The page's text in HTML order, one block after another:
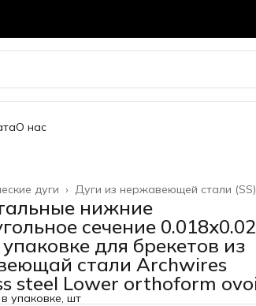
О нас
Дуги из нержавеющей стали (SS)
дуги ›
нижние
сечение
для брекетов из
стали Archwires
steel Lower orthoform
упаковке, шт